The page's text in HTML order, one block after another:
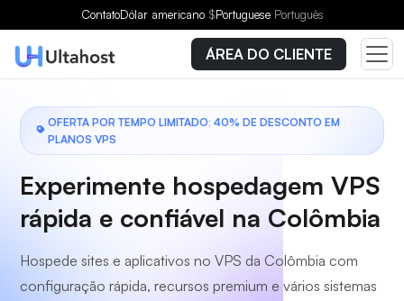
ContatoDólar americano $Portuguese Português
ÁREA DO CLIENTE
OFERTA POR TEMPO LIMITADO: 40% DE DESCONTO EM
PLANOS VPS
Experimente hospedagem VPS
rápida e confiável na Colômbia
Hospede sites e aplicativos no VPS da Colômbia com
configuração rápida, recursos premium e vários sistemas